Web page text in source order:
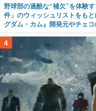
野球部の過酷な“補欠”を体験
件」のウィッシュリストをも
グダム・カム』開発元やチェ
4